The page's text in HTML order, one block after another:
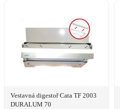
Vestavná digestoř Cata TF 2003
DURALUM 70